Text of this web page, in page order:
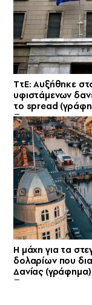
ΤτΕ: Αυξήθηκε
υφιστάμενων
το spread
Η μάχη για τα
δολαρίων που
Δανίας (γράφημα)